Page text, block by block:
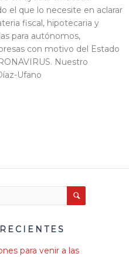
el que lo necesite en aclarar
fiscal, hipotecaria y
para autónomos,
con motivo del Estado
Nuestro
Ufano
para venir a las